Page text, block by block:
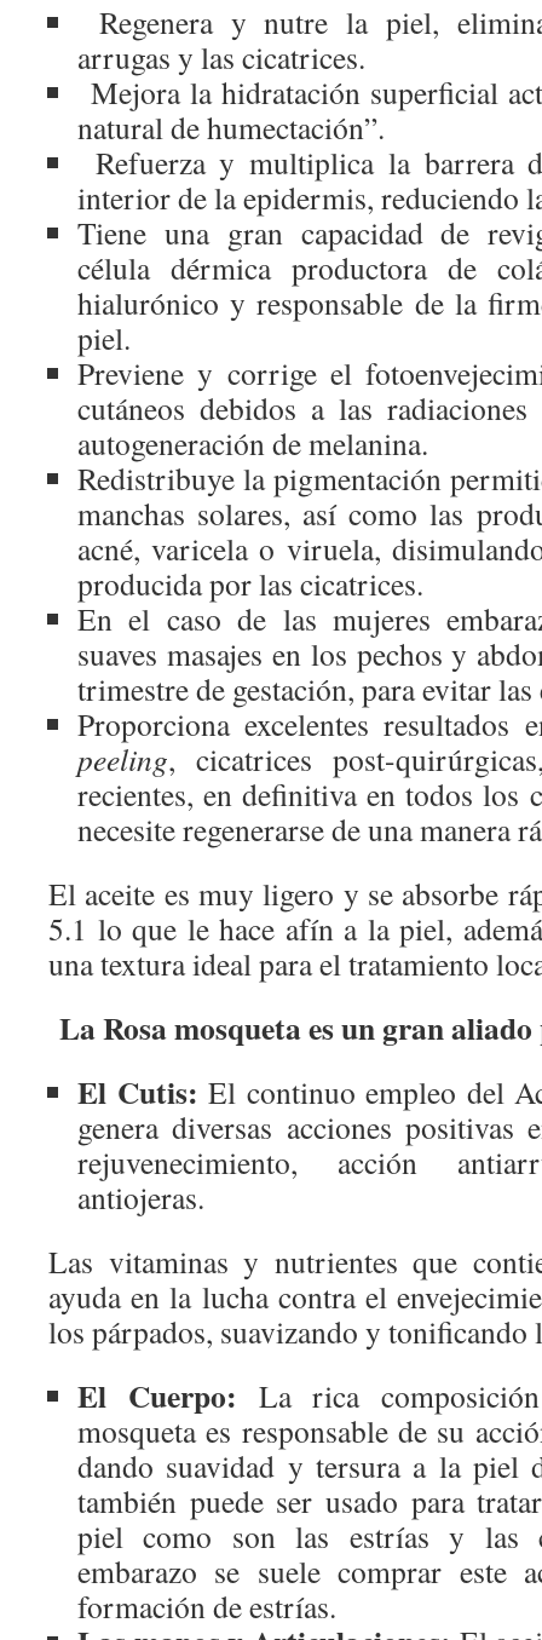
Regenera y nutre la piel,
arrugas y las cicatrices.
Mejora la hidratación superficial
natural de humectación”.
Refuerza y multiplica la barrera
interior de la epidermis, reduciendo
Tiene una gran capacidad de
célula dérmica productora de
hialurónico y responsable de la
piel.
Previene y corrige el
cutáneos debidos a las
autogeneración de melanina.
Redistribuye la pigmentación
manchas solares, así como las
acné, varicela o viruela,
producida por las cicatrices.
En el caso de las mujeres
suaves masajes en los pechos y
trimestre de gestación, para evitar las
Proporciona excelentes resultados
peeling, cicatrices post-
recientes, en definitiva en todos los
necesite regenerarse de una manera
El aceite es muy ligero y se absorbe
5.1 lo que le hace afín a la piel,
una textura ideal para el tratamiento
La Rosa mosqueta es un gran
El Cutis: El continuo empleo del
genera diversas acciones
rejuvenecimiento, acción
antiojeras.
Las vitaminas y nutrientes que
ayuda en la lucha contra el
los párpados, suavizando y tonificando
El Cuerpo: La rica
mosqueta es responsable de su
dando suavidad y tersura a la piel
también puede ser usado para
piel como son las estrías y las
embarazo se suele comprar este
formación de estrías.